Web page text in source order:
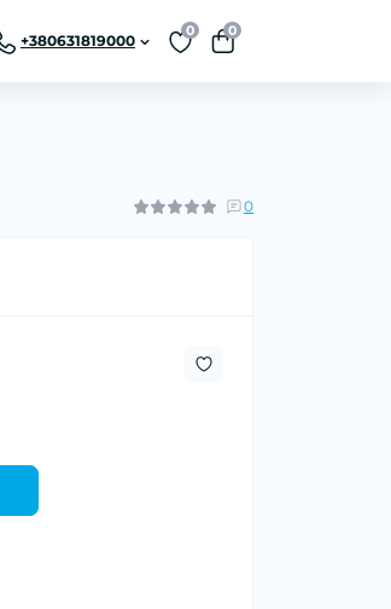
+380631819000
0 0
0